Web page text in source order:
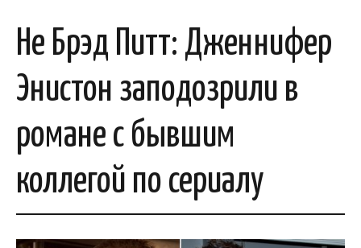
Не Брэд Питт: Дженнифер
Энистон заподозрили в
романе с бывшим
коллегой по сериалу